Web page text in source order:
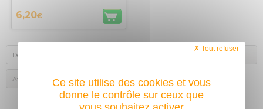
6,20€
Description
Avis des acheteursCe site utilise des cookies et vous
donne le contrôle sur ceux que
Tout refuser